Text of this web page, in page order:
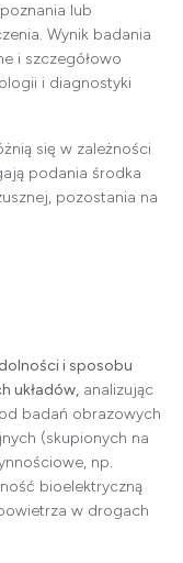
lub
Wynik badania
i szczegółowo
i diagnostyki
się w zależności
podania środka
pozostania na
i sposobu
układów, analizując
badań obrazowych
(skupionych na
np.
bioelektryczną
w drogach